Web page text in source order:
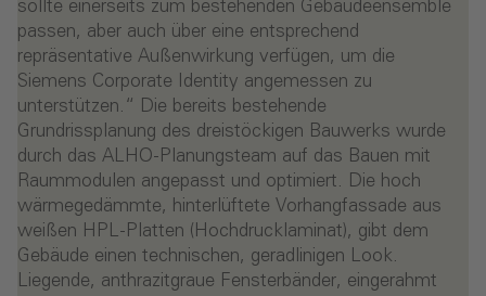
sollte einerseits zum bestehenden Gebäudeensemble
passen, aber auch über eine entsprechend
repräsentative Außenwirkung verfügen, um die
Siemens Corporate Identity angemessen zu
unterstützen.“ Die bereits bestehende
Grundrissplanung des dreistöckigen Bauwerks wurde
durch das ALHO-Planungsteam auf das Bauen mit
Raummodulen angepasst und optimiert. Die hoch
wärmegedämmte, hinterlüftete Vorhangfassade aus
weißen HPL-Platten (Hochdrucklaminat), gibt dem
Gebäude einen technischen, geradlinigen Look.
Liegende, anthrazitgraue Fensterbänder, eingerahmt